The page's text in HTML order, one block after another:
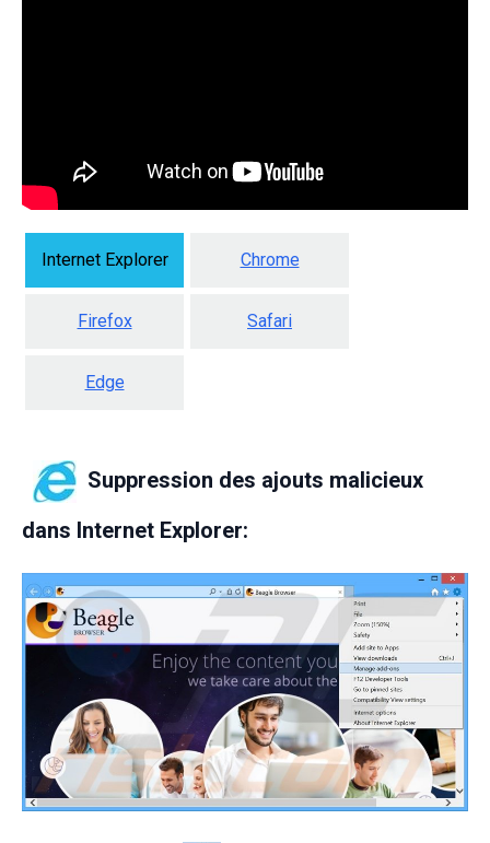
Internet Explorer Chrome
Firefox Safari
Edge
Suppression des ajouts malicieux
dans Internet Explorer: